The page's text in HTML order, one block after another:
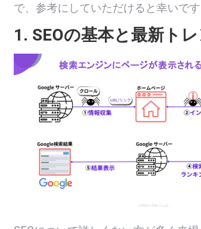
で、参考にしていただけると幸いです
1. SEOの基本と最新ト